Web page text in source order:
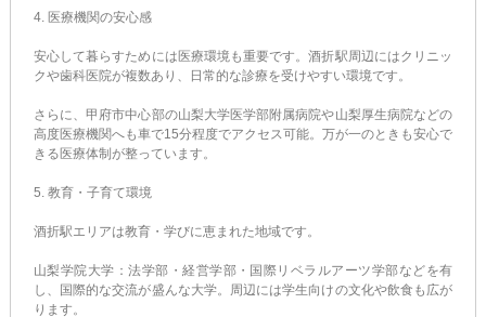
4. 医療機関の安心感
安心して暮らすためには医療環境も重要です。酒折駅周辺にはクリニッ
クや歯科医院が複数あり、日常的な診療を受けやすい環境です。
さらに、甲府市中心部の山梨大学医学部附属病院や山梨厚生病院などの
高度医療機関へも車で15分程度でアクセス可能。万が一のときも安心で
きる医療体制が整っています。
5. 教育・子育て環境
酒折駅エリアは教育・学びに恵まれた地域です。
山梨学院大学：法学部・経営学部・国際リベラルアーツ学部などを有
し、国際的な交流が盛んな大学。周辺には学生向けの文化や飲食も広が
ります。